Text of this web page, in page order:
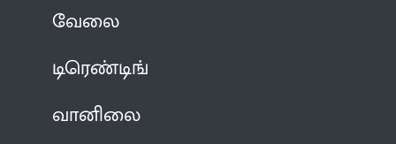
வேலை
டிரெண்டிங்
வானிலை